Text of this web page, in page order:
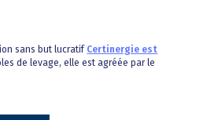
sans but lucratif Certinergie est
de levage, elle est agréée par le